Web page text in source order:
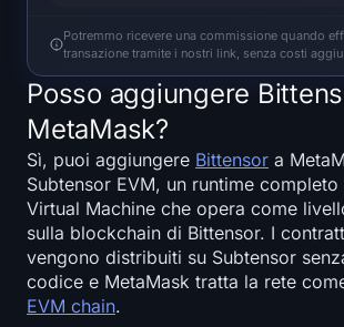
Dati di Mercato
Dominanza Bitcoin
Indice Altcoin Season
Indice di Paura e Avidità
Mappa termica RSI
Funding Rates
Potremmo ricevere una commissione quando
transazione tramite i nostri link, senza costi
Posso aggiungere
MetaMask?
Sì, puoi aggiungere Bittensor a
Subtensor EVM, un runtime completo
Virtual Machine che opera come
sulla blockchain di Bittensor. I
vengono distribuiti su Subtensor
codice e MetaMask tratta la rete
EVM chain.